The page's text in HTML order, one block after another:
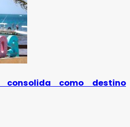
consolida como destino